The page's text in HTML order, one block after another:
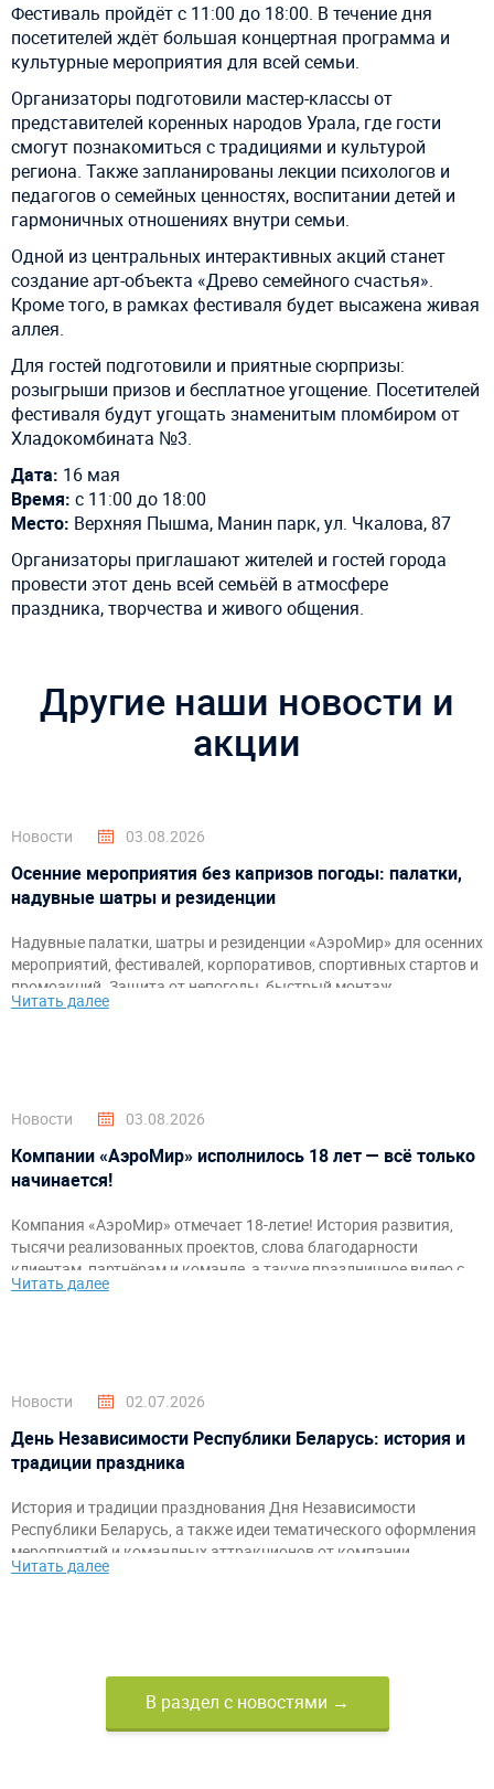
Фестиваль пройдёт с 11:00 до 18:00. В течение дня
посетителей ждёт большая концертная программа и
культурные мероприятия для всей семьи.
Организаторы подготовили мастер-классы от
представителей коренных народов Урала, где гости
смогут познакомиться с традициями и культурой
региона. Также запланированы лекции психологов и
педагогов о семейных ценностях, воспитании детей и
гармоничных отношениях внутри семьи.
Одной из центральных интерактивных акций станет
создание арт-объекта «Древо семейного счастья».
Кроме того, в рамках фестиваля будет высажена живая
аллея.
Для гостей подготовили и приятные сюрпризы:
розыгрыши призов и бесплатное угощение. Посетителей
фестиваля будут угощать знаменитым пломбиром от
Хладокомбината №3.
Дата: 16 мая
Время: с 11:00 до 18:00
Место: Верхняя Пышма, Манин парк, ул. Чкалова, 87
Организаторы приглашают жителей и гостей города
провести этот день всей семьёй в атмосфере
праздника, творчества и живого общения.
Другие наши новости и
акции
Новости 03.08.2026
Осенние мероприятия без капризов погоды: палатки,
надувные шатры и резиденции
Надувные палатки, шатры и резиденции «АэроМир» для осенних
мероприятий, фестивалей, корпоративов, спортивных стартов и
промоакций. Защита от непогоды, быстрый монтаж,
брендирование и комфортное пространство для гостей и
Читать далее
Новости 03.08.2026
Компании «АэроМир» исполнилось 18 лет — всё только
начинается!
Компания «АэроМир» отмечает 18-летие! История развития,
тысячи реализованных проектов, слова благодарности
клиентам, партнёрам и команде, а также праздничное видео с
самыми яркими моментами за годы работы.
Читать далее
Новости 02.07.2026
День Независимости Республики Беларусь: история и
традиции праздника
История и традиции празднования Дня Независимости
Республики Беларусь, а также идеи тематического оформления
мероприятий и командных аттракционов от компании
«АэроМир».
Читать далее
В раздел с новостями →